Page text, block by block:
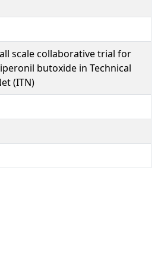
scale collaborative trial for
butoxide in Technical
(ITN)